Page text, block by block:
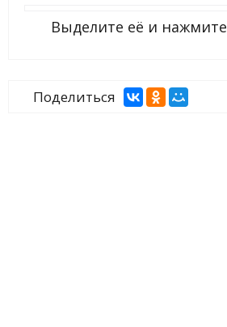
Выделите её и нажмите
Поделиться